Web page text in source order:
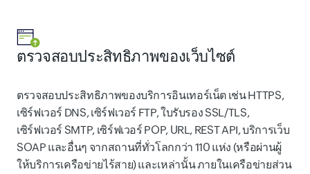
ตรวจสอบประสิทธิภาพของเว็บไซต์
ตรวจสอบประสิทธิภาพของบริการอินเทอร์เน็ต เช่น HTTPS,
เซิร์ฟเวอร์ DNS, เซิร์ฟเวอร์ FTP, ใบรับรอง SSL/TLS,
เซิร์ฟเวอร์ SMTP, เซิร์ฟเวอร์ POP, URL, REST API, บริการเว็บ
SOAP และอื่นๆ จากสถานที่ทั่วโลกกว่า 110 แห่ง (หรือผ่านผู้
ให้บริการเครือข่ายไร้สาย) และเหล่านั้น ภายในเครือข่ายส่วน